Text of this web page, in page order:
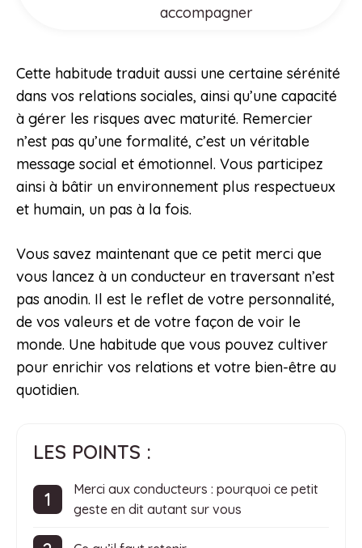
accompagner
Cette habitude traduit aussi une certaine sérénité
dans vos relations sociales, ainsi qu’une capacité
à gérer les risques avec maturité. Remercier
n’est pas qu’une formalité, c’est un véritable
message social et émotionnel. Vous participez
ainsi à bâtir un environnement plus respectueux
et humain, un pas à la fois.
Vous savez maintenant que ce petit merci que
vous lancez à un conducteur en traversant n’est
pas anodin. Il est le reflet de votre personnalité,
de vos valeurs et de votre façon de voir le
monde. Une habitude que vous pouvez cultiver
pour enrichir vos relations et votre bien-être au
quotidien.
LES POINTS :
Merci aux conducteurs : pourquoi ce petit
geste en dit autant sur vous